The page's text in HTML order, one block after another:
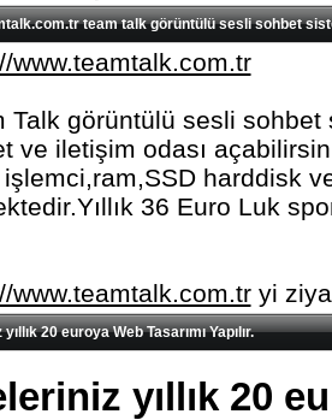
team talk görüntülü sesli sohbet
www.teamtalk.com.tr
Talk görüntülü sesli
ve iletişim odası
harddisk
36 Euro Luk
www.teamtalk.com.tryi
20 euroya Web Tasarımı Yapılır.
yıllık 20